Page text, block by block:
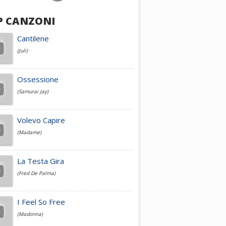
Achille Lauro
Cesare Cremonini
Jovanotti
Fedez
Simone Cristicchi
CANZONI
Cantilene
(Juli)
Ossessione
(Samurai Jay)
Volevo Capire
(Madame)
La Testa Gira
(Fred De Palma)
I Feel So Free
(Madonna)